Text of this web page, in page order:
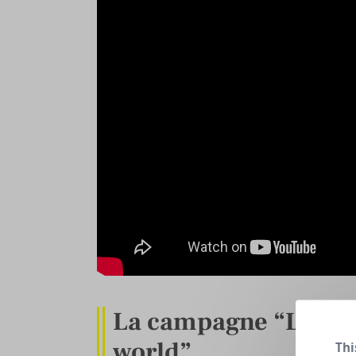
La campagne “Let’s